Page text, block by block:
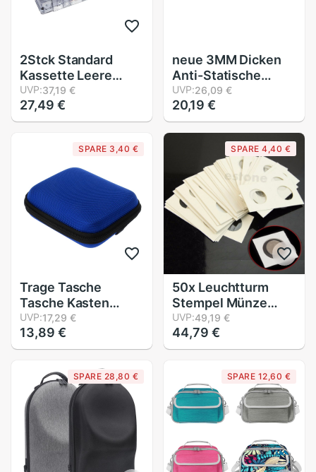
2Stck Standard
Kassette Leere
Band Spieler Leere
60 Minuten
Magnetische Audio-
UVP:37,19 €
27,49 €
neue 3MM Dicken
Anti-Statische
Fühlte Teller
Plattenspieler matt
Anti-Vibration
Slipmat Audiophile
Für LP Vinyl
plattenspieler
UVP:26,09 €
20,19 €
SPARE 3,40 €
Trage Tasche
Tasche Kasten
fallen Für GBA SP
Spielkonsole LX9A
UVP:17,29 €
13,89 €
SPARE 4,40 €
50x Leuchtturm
Stempel Münze
Halfter Abdeckung
fallen Lagerung 2X2
"kippen 27,5mm
UVP:49,19 €
44,79 €
SPARE 28,80 € SPARE 12,60 €